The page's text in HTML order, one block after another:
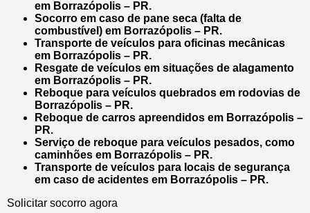
em Borrazópolis – PR.
Socorro em caso de pane seca (falta de
combustível) em Borrazópolis – PR.
Transporte de veículos para oficinas mecânicas
em Borrazópolis – PR.
Resgate de veículos em situações de alagamento
em Borrazópolis – PR.
Reboque para veículos quebrados em rodovias de
Borrazópolis – PR.
Reboque de carros apreendidos em Borrazópolis –
PR.
Serviço de reboque para veículos pesados, como
caminhões em Borrazópolis – PR.
Transporte de veículos para locais de segurança
em caso de acidentes em Borrazópolis – PR.
Solicitar socorro agora